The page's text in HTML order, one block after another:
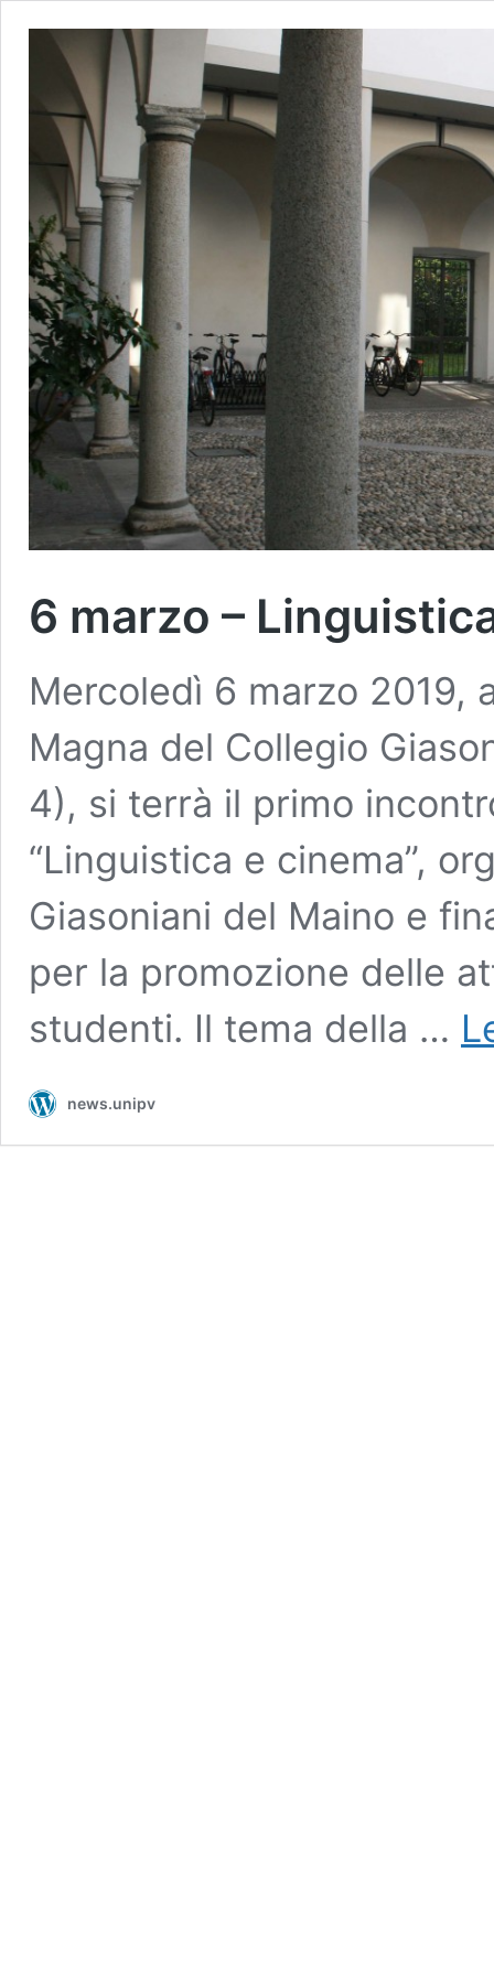
6 marzo –
Mercoledì 6 marzo 2019,
Magna del Collegio
4), si terrà il primo
“Linguistica e cinema”,
Giasoniani del Maino e
per la promozione delle
studenti. Il tema della …
news.unipv